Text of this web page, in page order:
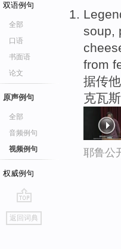
双语例句
全部
口语
书面语
论文
原声例句
全部
音频例句
视频例句
权威例句
go
top
返回词典
soup,
from
据传
克瓦
耶鲁公